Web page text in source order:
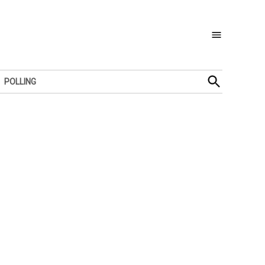
POLLING
Open
Search